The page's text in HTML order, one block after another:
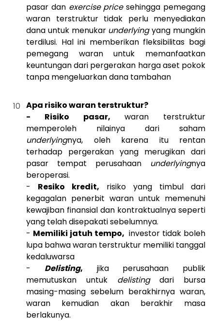
pasar dan exercise pricesehingga pemegang
waran terstruktur tidak perlu menyediakan
dana untuk menukar underlyingyang mungkin
terdilusi. Hal ini memberikan fleksibilitas bagi
pemegang waran untuk memanfaatkan
keuntungan dari pergerakan harga aset pokok
tanpa mengeluarkan dana tambahan
Apa risiko waran terstruktur?
- Risiko pasar, waran terstruktur
memperoleh nilainya dari saham
underlyingnya, oleh karena itu rentan
terhadap pergerakan yang merugikan dari
pasar tempat perusahaan underlyingnya
beroperasi.
- Resiko kredit, risiko yang timbul dari
kegagalan penerbit waran untuk memenuhi
kewajiban finansial dan kontraktualnya seperti
yang telah disepakati sebelumnya.
- Memiliki jatuh tempo, investor tidak boleh
lupa bahwa waran terstruktur memiliki tanggal
kedaluwarsa
- Delisting, jika perusahaan publik
memutuskan untuk delistingdari bursa
masing-masing sebelum berakhirnya waran,
waran kemudian akan berakhir masa
berlakunya.